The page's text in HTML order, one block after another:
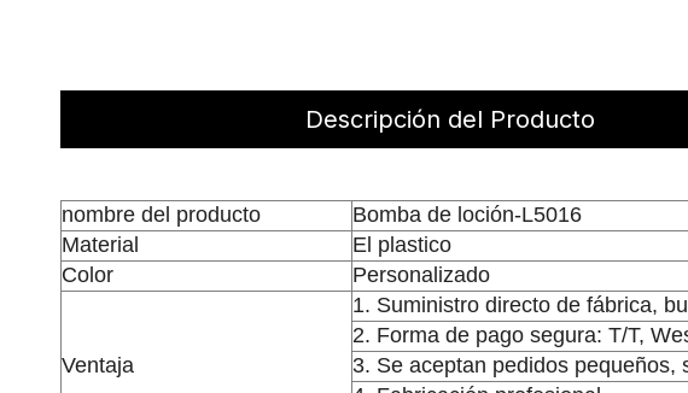
Descripción del Producto
nombre del producto
Bomba de loción-L5016
Material
El plastico
Color
Personalizado
Ventaja
1. Suministro directo de fábrica,
2. Forma de pago segura: T/T,
3. Se aceptan pedidos pequeños,